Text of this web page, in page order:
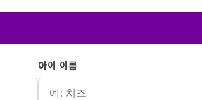
아이 이름